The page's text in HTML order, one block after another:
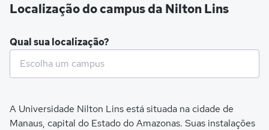
Localização do campus da Nilton Lins
Qual sua localização?
A Universidade Nilton Lins está situada na cidade de
Manaus, capital do Estado do Amazonas. Suas instalações